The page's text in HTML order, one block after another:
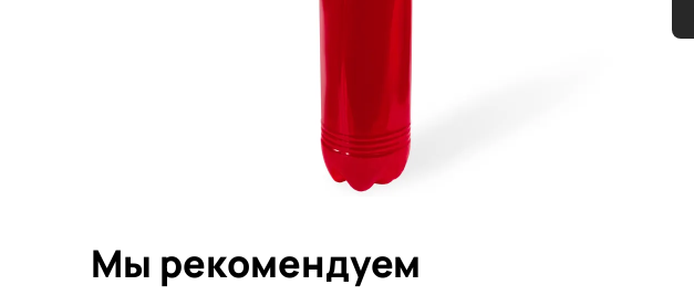
Мы рекомендуем